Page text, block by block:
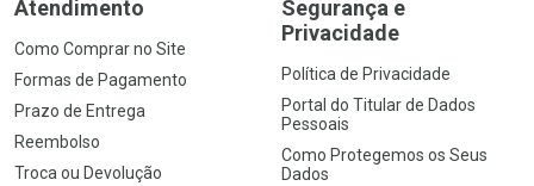
Atendimento
Como Comprar no Site
Formas de Pagamento
Prazo de Entrega
Reembolso
Troca ou Devolução
Segurança e
Privacidade
Política de Privacidade
Portal do Titular de Dados
Pessoais
Como Protegemos os Seus
Dados